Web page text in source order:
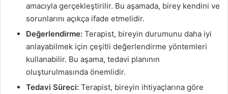
amacıyla gerçekleştirilir. Bu aşamada, birey kendini ve
sorunlarını açıkça ifade etmelidir.
Değerlendirme: Terapist, bireyin durumunu daha iyi
anlayabilmek için çeşitli değerlendirme yöntemleri
kullanabilir. Bu aşama, tedavi planının
oluşturulmasında önemlidir.
Tedavi Süreci: Terapist, bireyin ihtiyaçlarına göre